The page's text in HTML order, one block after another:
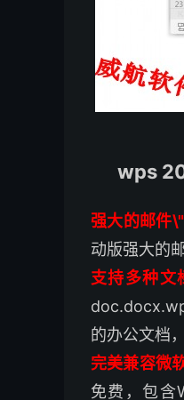
wps
强大的邮件
动版强大的
支持多种文
的办公文档
完美兼容微
免费，包含